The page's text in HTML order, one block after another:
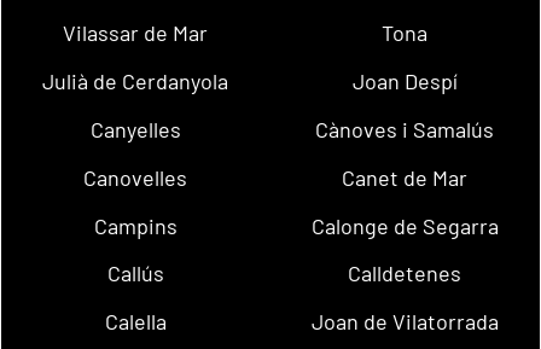
Vilassar de Mar
Tona
Julià de Cerdanyola
Joan Despí
Canyelles
Cànoves i Samalús
Canovelles
Canet de Mar
Campins
Calonge de Segarra
Callús
Calldetenes
Calella
Joan de Vilatorrada